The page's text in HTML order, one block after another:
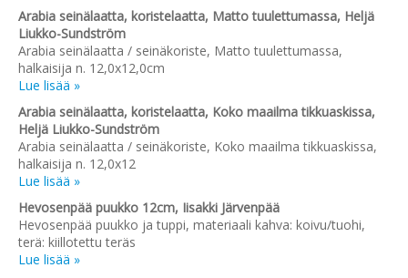
Arabia seinälaatta, koristelaatta, Matto tuulettumassa, Heljä
Liukko-Sundström
Arabia seinälaatta / seinäkoriste, Matto tuulettumassa,
halkaisija n. 12,0x12,0cm
Lue lisää »
Arabia seinälaatta, koristelaatta, Koko maailma tikkuaskissa,
Heljä Liukko-Sundström
Arabia seinälaatta / seinäkoriste, Koko maailma tikkuaskissa,
halkaisija n. 12,0x12
Lue lisää »
Hevosenpää puukko 12cm, Iisakki Järvenpää
Hevosenpää puukko ja tuppi, materiaali kahva: koivu/tuohi,
terä: kiillotettu teräs
Lue lisää »